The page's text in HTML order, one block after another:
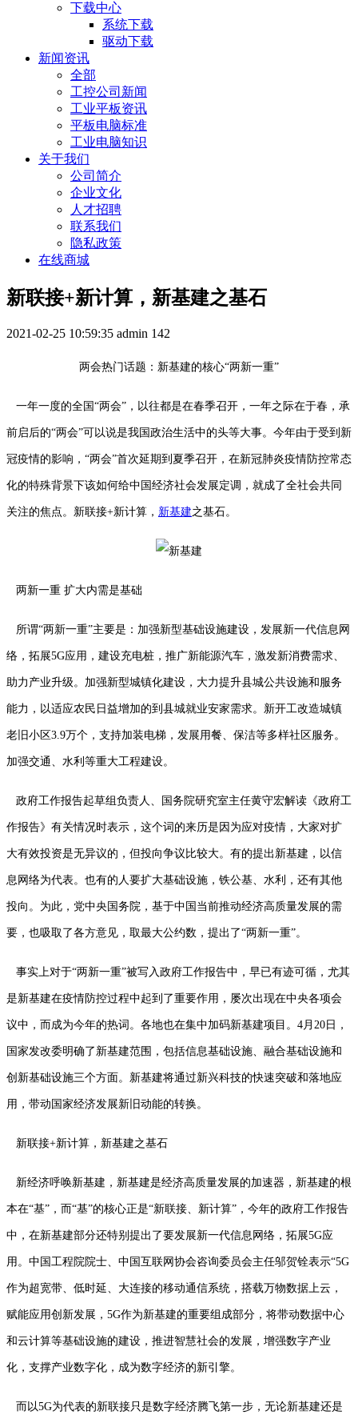
下载中心
系统下载
驱动下载
新闻资讯
全部
工控公司新闻
工业平板资讯
平板电脑标准
工业电脑知识
关于我们
公司简介
企业文化
人才招聘
联系我们
隐私政策
在线商城
新联接+新计算，新基建之基石
2021-02-25 10:59:35 admin 142
两会热门话题：新基建的核心“两新一重”
一年一度的全国“两会”，以往都是在春季召开，一年之际在于春，承
前启后的“两会”可以说是我国政治生活中的头等大事。今年由于受到新
冠疫情的影响，“两会”首次延期到夏季召开，在新冠肺炎疫情防控常态
化的特殊背景下该如何给中国经济社会发展定调，就成了全社会共同
关注的焦点。新联接+新计算， 新基建之基石。
两新一重 扩大内需是基础
所谓“两新一重”主要是：加强新型基础设施建设，发展新一代信息网
络，拓展5G应用，建设充电桩，推广新能源汽车，激发新消费需求、
助力产业升级。加强新型城镇化建设，大力提升县城公共设施和服务
能力，以适应农民日益增加的到县城就业安家需求。新开工改造城镇
老旧小区3.9万个，支持加装电梯，发展用餐、保洁等多样社区服务。
加强交通、水利等重大工程建设。
政府工作报告起草组负责人、国务院研究室主任黄守宏解读《政府工
作报告》有关情况时表示，这个词的来历是因为应对疫情，大家对扩
大有效投资是无异议的，但投向争议比较大。有的提出新基建，以信
息网络为代表。也有的人要扩大基础设施，铁公基、水利，还有其他
投向。为此，党中央国务院，基于中国当前推动经济高质量发展的需
要，也吸取了各方意见，取最大公约数，提出了“两新一重”。
事实上对于“两新一重”被写入政府工作报告中，早已有迹可循，尤其
是新基建在疫情防控过程中起到了重要作用，屡次出现在中央各项会
议中，而成为今年的热词。各地也在集中加码新基建项目。4月20日，
国家发改委明确了新基建范围，包括信息基础设施、融合基础设施和
创新基础设施三个方面。新基建将通过新兴科技的快速突破和落地应
用，带动国家经济发展新旧动能的转换。
新联接+新计算，新基建之基石
新经济呼唤新基建，新基建是经济高质量发展的加速器，新基建的根
本在“基”，而“基”的核心正是“新联接、新计算”，今年的政府工作报告
中，在新基建部分还特别提出了要发展新一代信息网络，拓展5G应
用。中国工程院院士、中国互联网协会咨询委员会主任邬贺铨表示“5G
作为超宽带、低时延、大连接的移动通信系统，搭载万物数据上云，
赋能应用创新发展，5G作为新基建的重要组成部分，将带动数据中心
和云计算等基础设施的建设，推进智慧社会的发展，增强数字产业
化，支撑产业数字化，成为数字经济的新引擎。
而以5G为代表的新联接只是数字经济腾飞第一步，无论新基建还是